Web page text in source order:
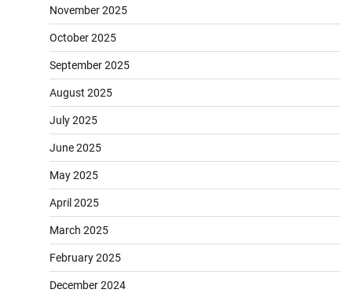
November 2025
October 2025
September 2025
August 2025
July 2025
June 2025
May 2025
April 2025
March 2025
February 2025
December 2024